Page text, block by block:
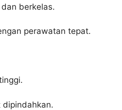
berkelas.
perawatan tepat.
dipindahkan.